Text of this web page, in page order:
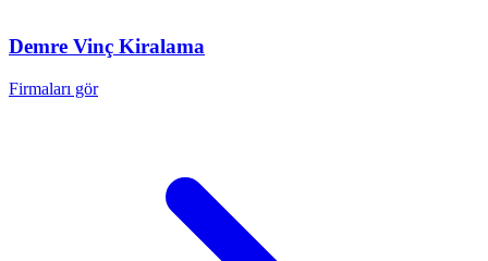
Demre Vinç Kiralama
Firmaları gör